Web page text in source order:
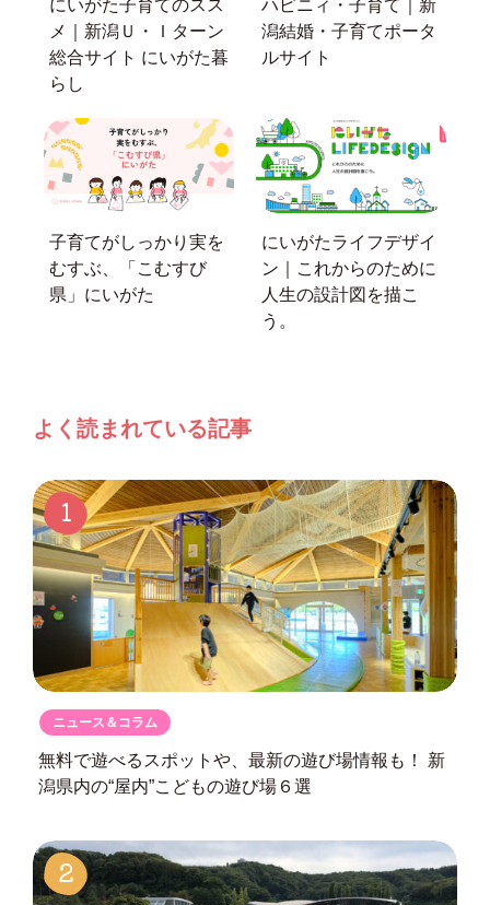
にいがた子育てのスス
メ｜新潟Ｕ・Ｉターン
総合サイト にいがた暮
らし
ハピニィ・子育て｜新
潟結婚・子育てポータ
ルサイト
子育てがしっかり実を
むすぶ、「こむすび
県」にいがた
にいがたライフデザイ
ン｜これからのために
人生の設計図を描こ
う。
よく読まれている記事
1
ニュース＆コラム
無料で遊べるスポットや、最新の遊び場情報も！ 新
潟県内の“屋内”こどもの遊び場６選
2